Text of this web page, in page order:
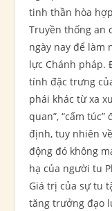
tinh thần hòa
Truyền thống an
ngày nay để làm
lực Chánh pháp.
tính đặc trưng
phái khác từ xa
quan”, “cấm
định, tuy nhiên
động đó không
hạ của người tu
Giá trị của sự tu
tăng trưởng đạo